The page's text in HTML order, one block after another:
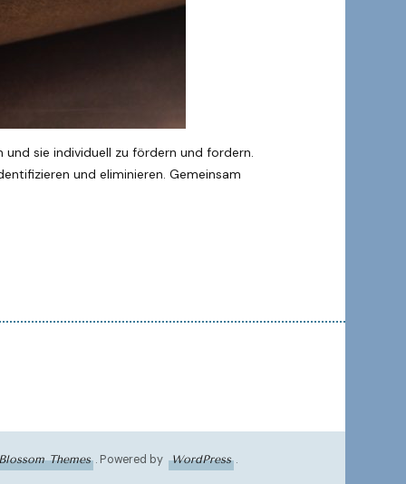
sie individuell zu fördern und fordern.
und eliminieren. Gemeinsam
Themes . Powered by WordPress .